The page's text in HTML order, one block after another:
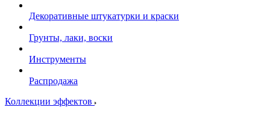
Декоративные штукатурки и краски
Грунты, лаки, воски
Инструменты
Распродажа
Коллекции эффектов